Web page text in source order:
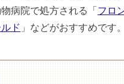
病院で処方される「 フロ
ド 」などがおすすめです。